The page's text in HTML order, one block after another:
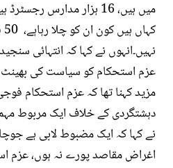
میں ہیں، 16 ہزار مدارس
نہیں۔انہوں نے کہا کہ انتہائی
عزم استحکام کو سیاست کی بھینٹ
مزید کہنا تھا کہ عزم استحکام
دہشتگردی کے خلاف ایک مربوط
نے کہا کہ ایک مضبوط لابی ہے
اغراض مقاصد پورے نہ ہوں، عزم